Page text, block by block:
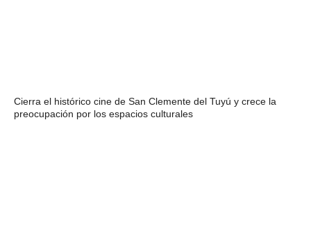
Cierra el histórico cine de San Clemente del Tuyú y crece la
preocupación por los espacios culturales